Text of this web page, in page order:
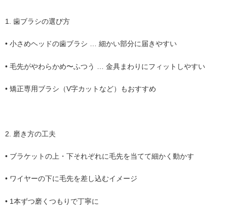
1. 歯ブラシの選び方
• 小さめヘッドの歯ブラシ … 細かい部分に届きやすい
• 毛先がやわらかめ〜ふつう … 金具まわりにフィットしやすい
• 矯正専用ブラシ（V字カットなど）もおすすめ
2. 磨き方の工夫
• ブラケットの上・下それぞれに毛先を当てて細かく動かす
• ワイヤーの下に毛先を差し込むイメージ
• 1本ずつ磨くつもりで丁寧に